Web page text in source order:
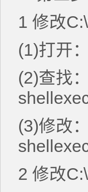
1 修改
(1)打开
(2)查找
(3)修改
2 修改